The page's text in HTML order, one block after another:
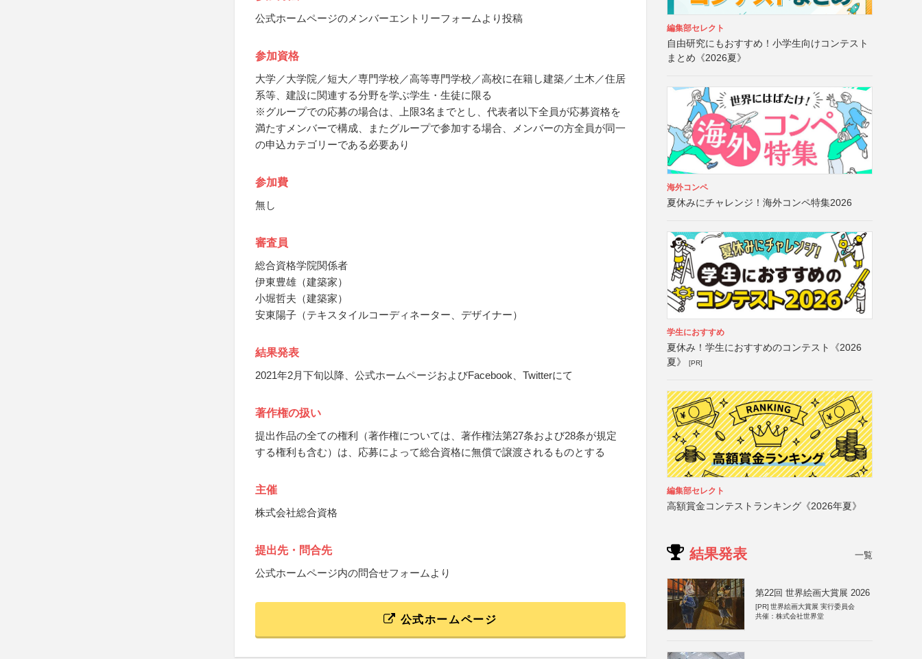
公式ホームページのメンバーエントリーフォームより投稿
参加資格
大学／大学院／短大／専門学校／高等専門学校／高校に在籍し建築／土木／住居
系等、建設に関連する分野を学ぶ学生・生徒に限る
※グループでの応募の場合は、上限3名までとし、代表者以下全員が応募資格を
満たすメンバーで構成、またグループで参加する場合、メンバーの方全員が同一
の申込カテゴリーである必要あり
参加費
無し
審査員
総合資格学院関係者
伊東豊雄（建築家）
小堀哲夫（建築家）
安東陽子（テキスタイルコーディネーター、デザイナー）
結果発表
2021年2月下旬以降、公式ホームページおよびFacebook、Twitterにて
著作権の扱い
提出作品の全ての権利（著作権については、著作権法第27条および28条が規定
する権利も含む）は、応募によって総合資格に無償で譲渡されるものとする
主催
株式会社総合資格
提出先・問合先
公式ホームページ内の問合せフォームより
公式ホームページ
編集部セレクト
自由研究にもおすすめ！小学生向けコンテスト
まとめ《2026夏》
海外コンペ
夏休みにチャレンジ！海外コンペ特集2026
学生におすすめ
夏休み！学生におすすめのコンテスト《2026
夏》
[PR]
編集部セレクト
高額賞金コンテストランキング《2026年夏》
結果発表 一覧
第22回 世界絵画大賞展 2026
[PR] 世界絵画大賞展 実行委員会
共催：株式会社世界堂